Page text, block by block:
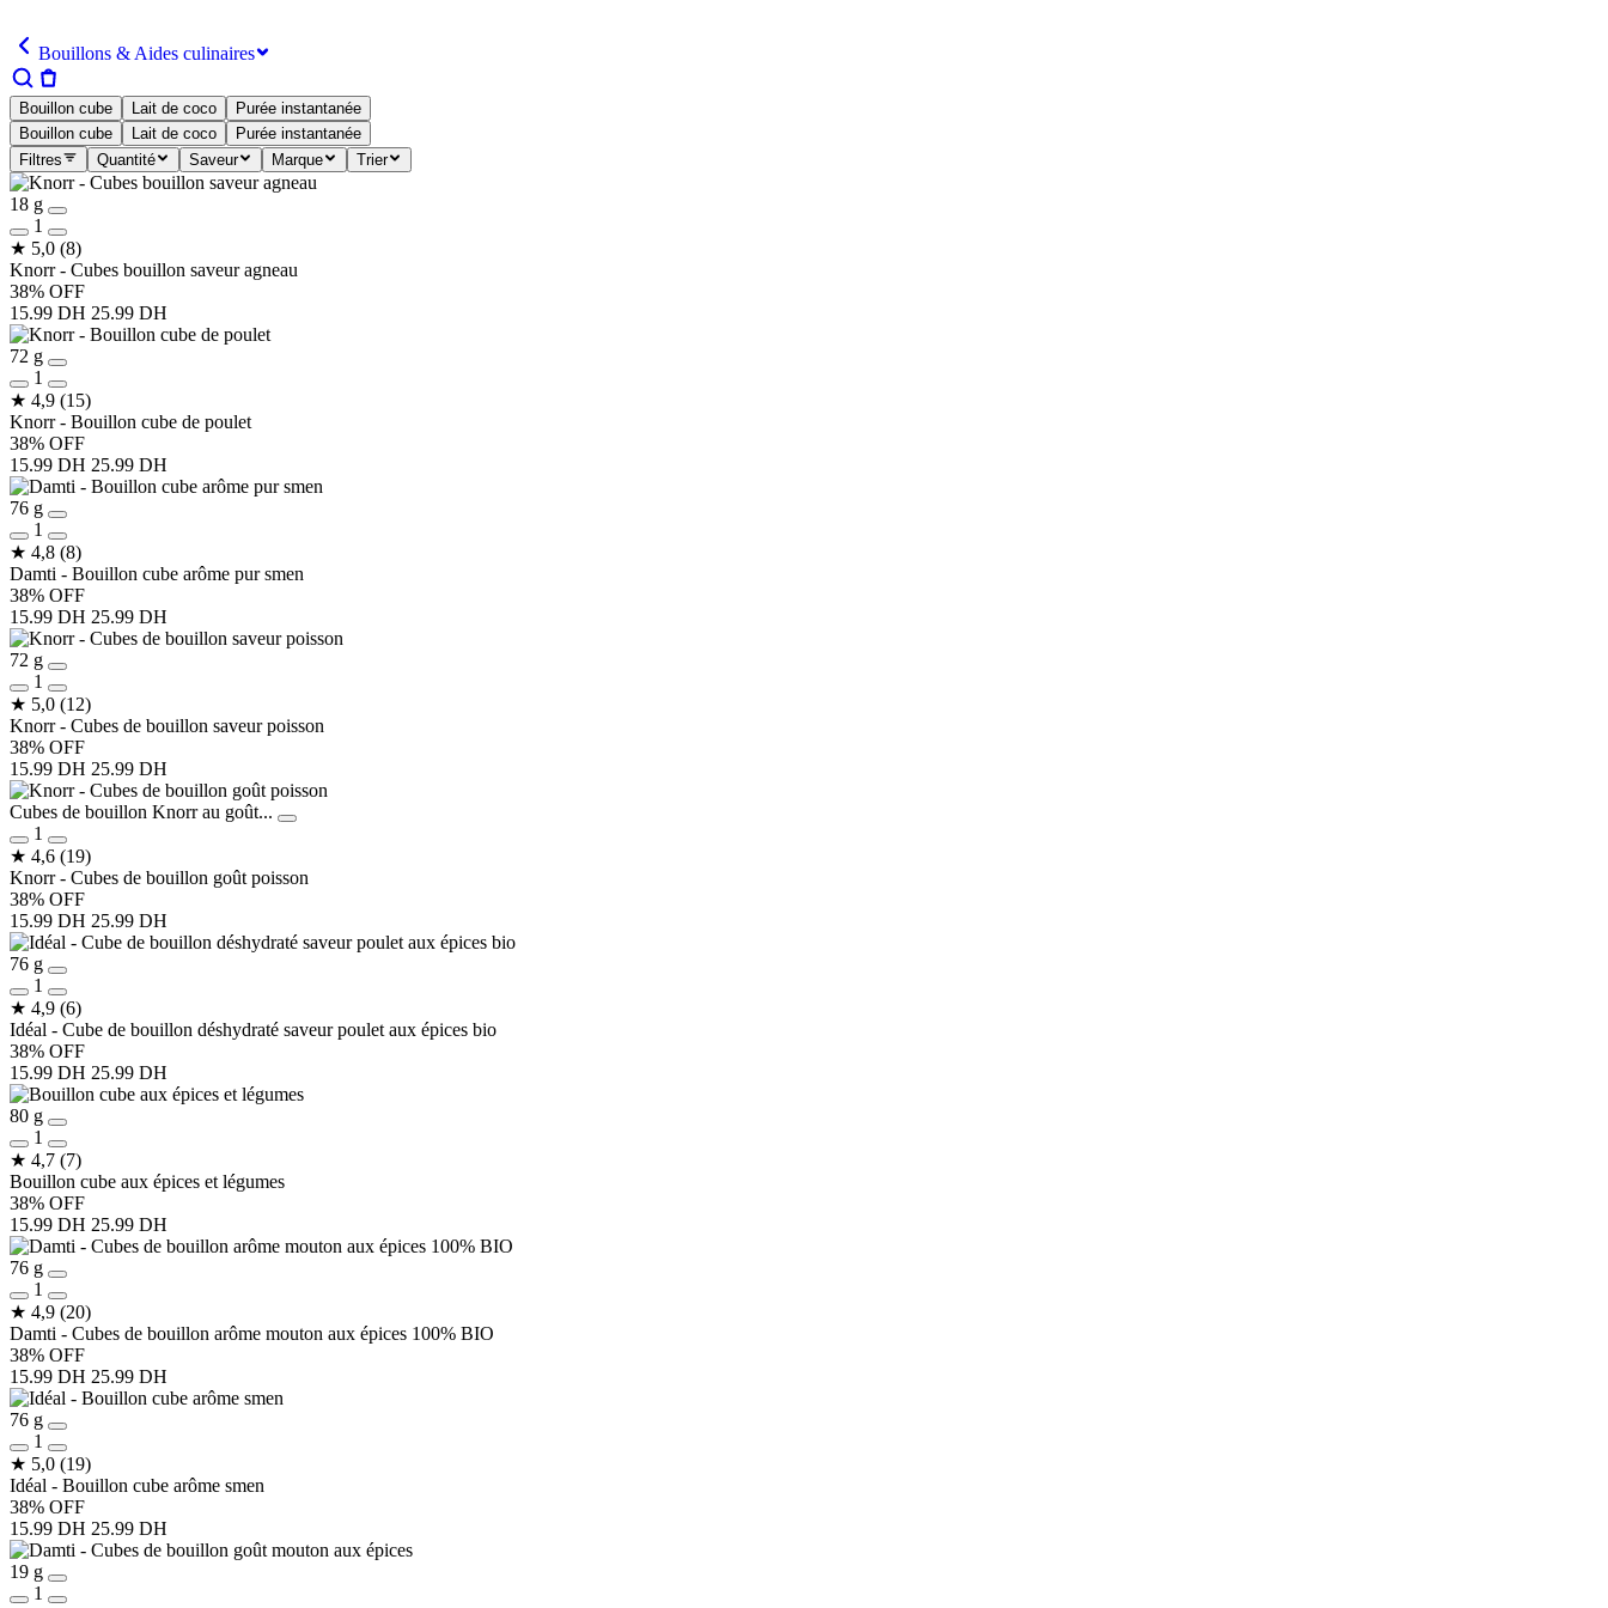
Bouillons & Aides culinaires
Bouillon cube Lait de coco
Purée instantanée
Bouillon cube
Lait de coco
Purée instantanée
Filtres
Quantité Saveur Marque Trier
18 g
1
★ 5,0 (8)
Knorr - Cubes bouillon saveur agneau
38% OFF
15.99 DH 25.99 DH
72 g
1
★ 4,9 (15)
Knorr - Bouillon cube de poulet
38% OFF
15.99 DH 25.99 DH
76 g
1
★ 4,8 (8)
Damti - Bouillon cube arôme pur smen
38% OFF
15.99 DH 25.99 DH
72 g
1
★ 5,0 (12)
Knorr - Cubes de bouillon saveur poisson
38% OFF
15.99 DH 25.99 DH
Cubes de bouillon Knorr au goût...
1
★ 4,6 (19)
Knorr - Cubes de bouillon goût poisson
38% OFF
15.99 DH 25.99 DH
76 g
1
★ 4,9 (6)
Idéal - Cube de bouillon déshydraté saveur poulet aux épices bio
38% OFF
15.99 DH 25.99 DH
80 g
1
★ 4,7 (7)
Bouillon cube aux épices et légumes
38% OFF
15.99 DH 25.99 DH
76 g
1
★ 4,9 (20)
Damti - Cubes de bouillon arôme mouton aux épices 100% BIO
38% OFF
15.99 DH 25.99 DH
76 g
1
★ 5,0 (19)
Idéal - Bouillon cube arôme smen
38% OFF
15.99 DH 25.99 DH
19 g
1